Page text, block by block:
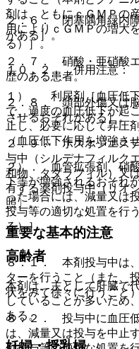
剤は、ともにｃＧＭＰの
用によりｃＧＭＰの増大
る）］。
１０．２． 併用注意：
１）． 利尿剤［血圧低
で、過度の血圧低下が起
止し、必要に応じて昇圧
（血圧低下作用を増強さ
２）． 血管拡張剤、硝
下等が増強されるおそれ
った場合には、減量又は
投与等の適切な処置を行
る）］。
高齢者
本剤は、主として肝臓で
していることが多いため
ある。
妊婦・授乳婦
２．６． 閉塞隅角緑内
がある］。
２．７． 硝酸・亜硝酸
歴のある患者。
２．８． 頭部外傷又は
させるおそれがある］。
２．９． ホスホジエス
与中（シルデナフィルク
和物、タダラフィル）又
有する薬剤投与中（リオ
照〕。
重要な基本的注意
８．１． 本剤投与中は
ターを行うこと（また、
状をみて徐々に行うこと
８．２． 投与中に血圧
は、減量又は投与を中止